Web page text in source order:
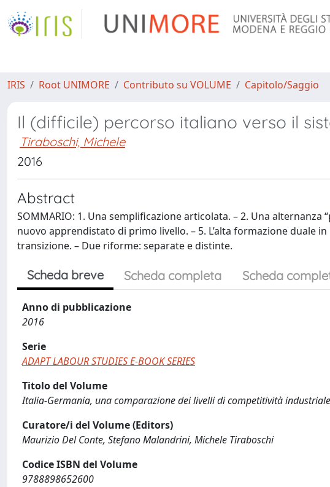
IRIS Root UNIMORE Contributo su VOLUME Capitolo/Saggio
Il (difficile) percorso italiano verso il
Tiraboschi, Michele
2016
Abstract
SOMMARIO: 1. Una semplificazione articolata. – 2. Una alternanza
nuovo apprendistato di primo livello. – 5. L’alta formazione duale
transizione. – Due riforme: separate e distinte.
Scheda breve Scheda completa Scheda
Anno di pubblicazione
2016
Serie
ADAPT LABOUR STUDIES E-BOOK SERIES
Titolo del Volume
Italia-Germania, una comparazione dei livelli di competitività industriale
Curatore/i del Volume (Editors)
Maurizio Del Conte, Stefano Malandrini, Michele Tiraboschi
Codice ISBN del Volume
9788898652600